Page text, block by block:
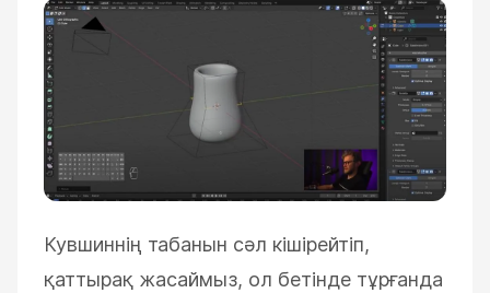
Кувшиннің табанын сәл кішірейтіп,
қаттырақ жасаймыз, ол бетінде тұрғанда